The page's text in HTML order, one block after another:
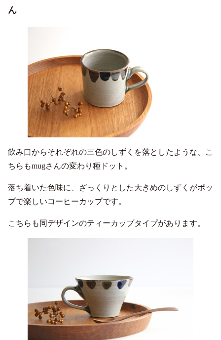
ん
飲み口からそれぞれの三色のしずくを落としたような、こ
ちらもmugさんの変わり種ドット。
落ち着いた色味に、ざっくりとした大きめのしずくがポッ
プで楽しいコーヒーカップです。
こちらも同デザインのティーカップタイプがあります。